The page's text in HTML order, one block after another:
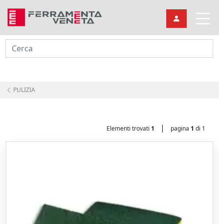
Cerca
PULIZIA
Elementi trovati 1 | pagina 1 di 1